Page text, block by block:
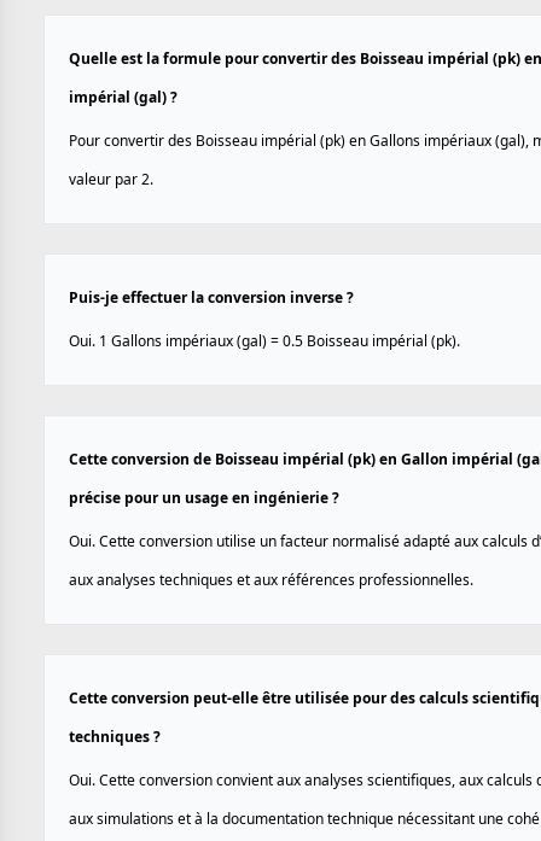
Quelle est la formule pour convertir des Boisseau impérial (pk)
impérial (gal) ?
Pour convertir des Boisseau impérial (pk) en Gallons impériaux (gal),
valeur par 2.
Puis-je effectuer la conversion inverse ?
Oui. 1 Gallons impériaux (gal) = 0.5 Boisseau impérial (pk).
Cette conversion de Boisseau impérial (pk) en Gallon impérial
précise pour un usage en ingénierie ?
Oui. Cette conversion utilise un facteur normalisé adapté aux calculs
aux analyses techniques et aux références professionnelles.
Cette conversion peut-elle être utilisée pour des calculs
techniques ?
Oui. Cette conversion convient aux analyses scientifiques, aux calculs
aux simulations et à la documentation technique nécessitant une